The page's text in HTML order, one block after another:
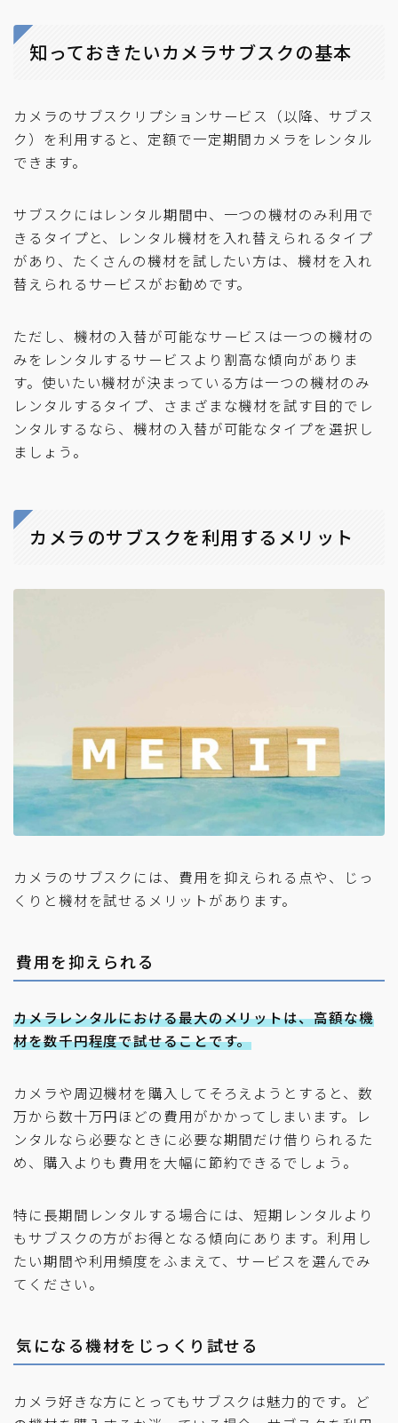
知っておきたいカメラサブスクの基本
カメラのサブスクリプションサービス（以降、サブス
ク）を利用すると、定額で一定期間カメラをレンタル
できます。
サブスクにはレンタル期間中、一つの機材のみ利用で
きるタイプと、レンタル機材を入れ替えられるタイプ
があり、たくさんの機材を試したい方は、機材を入れ
替えられるサービスがお勧めです。
ただし、機材の入替が可能なサービスは一つの機材の
みをレンタルするサービスより割高な傾向がありま
す。使いたい機材が決まっている方は一つの機材のみ
レンタルするタイプ、さまざまな機材を試す目的でレ
ンタルするなら、機材の入替が可能なタイプを選択し
ましょう。
カメラのサブスクを利用するメリット
カメラのサブスクには、費用を抑えられる点や、じっ
くりと機材を試せるメリットがあります。
費用を抑えられる
カメラレンタルにおける最大のメリットは、高額な機
材を数千円程度で試せることです。
カメラや周辺機材を購入してそろえようとすると、数
万から数十万円ほどの費用がかかってしまいます。レ
ンタルなら必要なときに必要な期間だけ借りられるた
め、購入よりも費用を大幅に節約できるでしょう。
特に長期間レンタルする場合には、短期レンタルより
もサブスクの方がお得となる傾向にあります。利用し
たい期間や利用頻度をふまえて、サービスを選んでみ
てください。
気になる機材をじっくり試せる
カメラ好きな方にとってもサブスクは魅力的です。ど